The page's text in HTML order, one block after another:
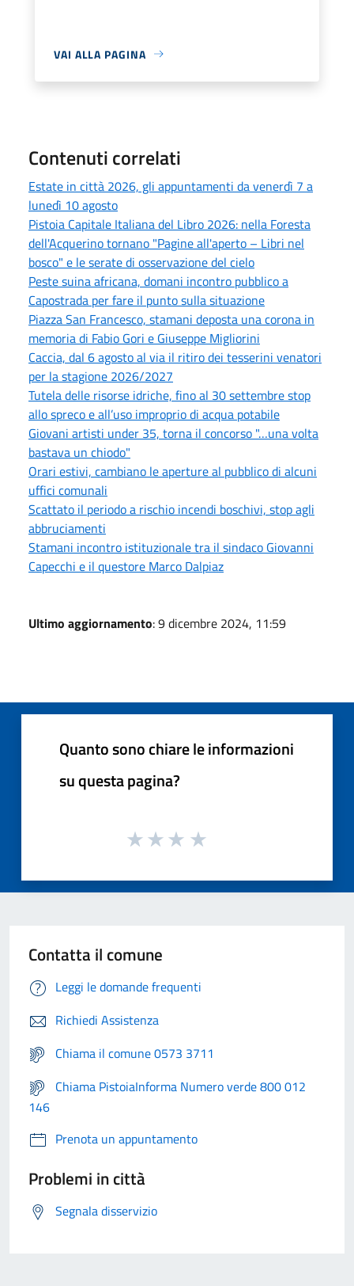
VAI ALLA PAGINA
Contenuti correlati
Estate in città 2026, gli appuntamenti da venerdì 7 a
lunedì 10 agosto
Pistoia Capitale Italiana del Libro 2026: nella Foresta
dell'Acquerino tornano "Pagine all'aperto – Libri nel
bosco" e le serate di osservazione del cielo
Peste suina africana, domani incontro pubblico a
Capostrada per fare il punto sulla situazione
Piazza San Francesco, stamani deposta una corona in
memoria di Fabio Gori e Giuseppe Migliorini
Caccia, dal 6 agosto al via il ritiro dei tesserini venatori
per la stagione 2026/2027
Tutela delle risorse idriche, fino al 30 settembre stop
allo spreco e all’uso improprio di acqua potabile
Giovani artisti under 35, torna il concorso "…una volta
bastava un chiodo"
Orari estivi, cambiano le aperture al pubblico di alcuni
uffici comunali
Scattato il periodo a rischio incendi boschivi, stop agli
abbruciamenti
Stamani incontro istituzionale tra il sindaco Giovanni
Capecchi e il questore Marco Dalpiaz
Ultimo aggiornamento: 9 dicembre 2024, 11:59
Quanto sono chiare le informazioni
su questa pagina?
Contatta il comune
Leggi le domande frequenti
Richiedi Assistenza
Chiama il comune 0573 3711
Chiama PistoiaInforma Numero verde 800 012
146
Prenota un appuntamento
Problemi in città
Segnala disservizio